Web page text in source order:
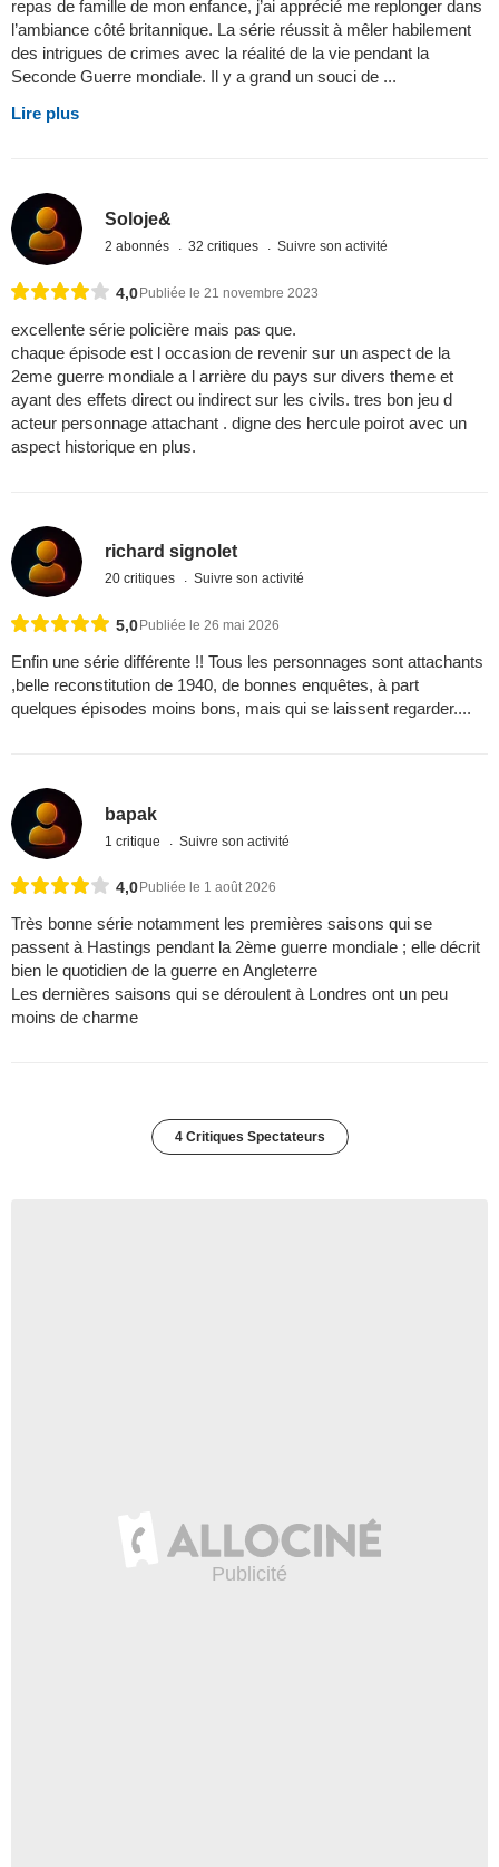
repas de famille de mon enfance, j’ai apprécié me replonger dans
l’ambiance côté britannique. La série réussit à mêler habilement
des intrigues de crimes avec la réalité de la vie pendant la
Seconde Guerre mondiale. Il y a grand un souci de ...
Lire plus
Soloje&
2 abonnés 32 critiques Suivre son activité
4,0Publiée le 21 novembre 2023
excellente série policière mais pas que.
chaque épisode est l occasion de revenir sur un aspect de la
2eme guerre mondiale a l arrière du pays sur divers theme et
ayant des effets direct ou indirect sur les civils. tres bon jeu d
acteur personnage attachant . digne des hercule poirot avec un
aspect historique en plus.
richard signolet
20 critiques Suivre son activité
5,0 Publiée le 26 mai 2026
Enfin une série différente !! Tous les personnages sont attachants
,belle reconstitution de 1940, de bonnes enquêtes, à part
quelques épisodes moins bons, mais qui se laissent regarder....
bapak
1 critique Suivre son activité
4,0 Publiée le 1 août 2026
Très bonne série notamment les premières saisons qui se
passent à Hastings pendant la 2ème guerre mondiale ; elle décrit
bien le quotidien de la guerre en Angleterre
Les dernières saisons qui se déroulent à Londres ont un peu
moins de charme
4 Critiques Spectateurs